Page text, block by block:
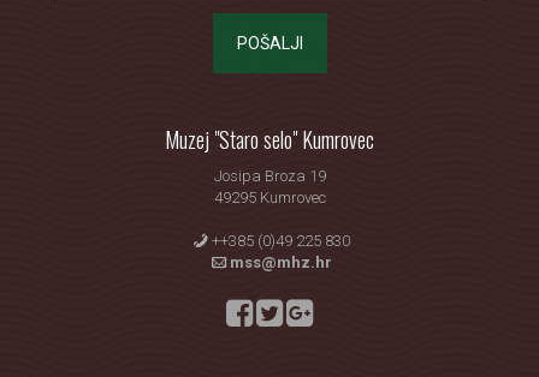
POŠALJI
Muzej "Staro selo" Kumrovec
Josipa Broza 19
49295 Kumrovec
++385 (0)49 225 830
mss@mhz.hr